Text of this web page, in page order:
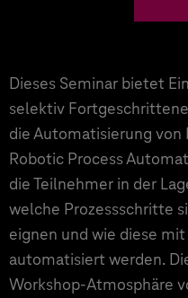
Dieses Seminar bietet
selektiv
die Automatisierung von
Robotic Process
die Teilnehmer in der
welche Prozessschritte
eignen und wie diese
automatisiert werden.
Workshop-Atmosphäre